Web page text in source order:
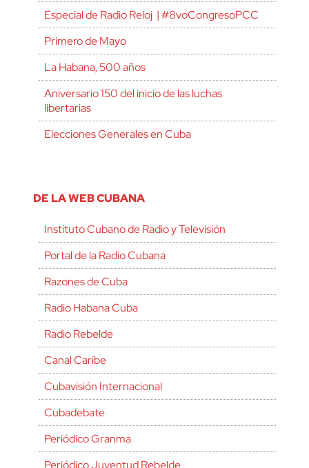
Especial de Radio Reloj | #8voCongresoPCC
Primero de Mayo
La Habana, 500 años
Aniversario 150 del inicio de las luchas
libertarias
Elecciones Generales en Cuba
DE LA WEB CUBANA
Instituto Cubano de Radio y Televisión
Portal de la Radio Cubana
Razones de Cuba
Radio Habana Cuba
Radio Rebelde
Canal Caribe
Cubavisión Internacional
Cubadebate
Periódico Granma
Periódico Juventud Rebelde